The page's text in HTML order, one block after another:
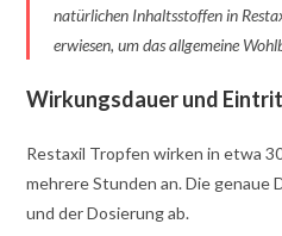
natürlichen Inhaltsstoffen in
erwiesen, um das allgemeine
Wirkungsdauer und
Restaxil Tropfen wirken in etwa
mehrere Stunden an. Die genaue
und der Dosierung ab.